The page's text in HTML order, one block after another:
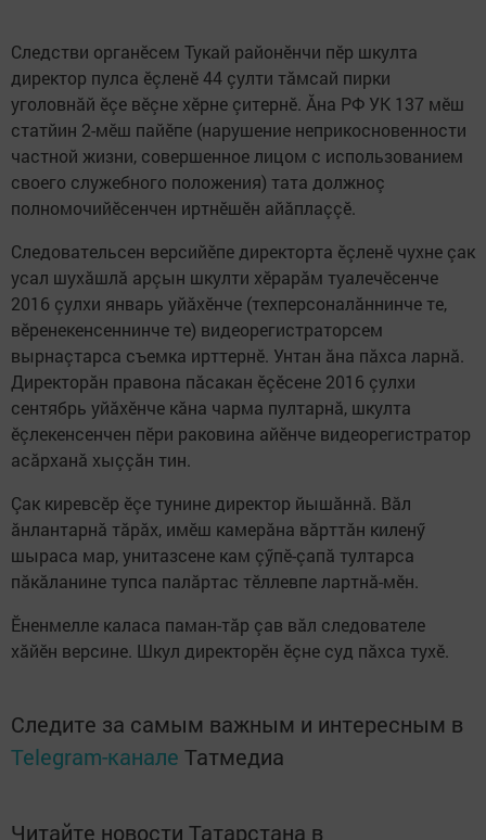
Следстви органӗсем Тукай районӗнчи пӗр шкулта
директор пулса ӗçленӗ 44 çулти тăмсай пирки
уголовнăй ӗçе вӗçне хӗрне çитернӗ. Ăна РФ УК 137 мӗш
статйин 2-мӗш пайӗпе (нарушение неприкосновенности
частной жизни, совершенное лицом с использованием
своего служебного положения) тата должноç
полномочийӗсенчен иртнӗшӗн айăплаççӗ.
Следовательсен версийӗпе директорта ӗçленӗ чухне çак
усал шухăшлă арçын шкулти хӗрарăм туалечӗсенче
2016 çулхи январь уйăхӗнче (техперсоналăннинче те,
вӗренекенсеннинче те) видеорегистраторсем
вырнаçтарса съемка ирттернӗ. Унтан ăна пăхса ларнă.
Директорăн правона пăсакан ӗçӗсене 2016 çулхи
сентябрь уйăхӗнче кăна чарма пултарнă, шкулта
ӗçлекенсенчен пӗри раковина айӗнче видеорегистратор
асăрханă хыççăн тин.
Çак киревсӗр ӗçе тунине директор йышăннă. Вăл
ăнлантарнă тăрăх, имӗш камерăна вăрттăн киленӳ
шыраса мар, унитазсене кам çӳпӗ-çапă тултарса
пăкăланине тупса палăртас тӗллевпе лартнă-мӗн.
Ӗненмелле каласа паман-тăр çав вăл следователе
хăйӗн версине. Шкул директорӗн ӗçне суд пăхса тухӗ.
Следите за самым важным и интересным в
Telegram-канале Татмедиа
Читайте новости Татарстана в